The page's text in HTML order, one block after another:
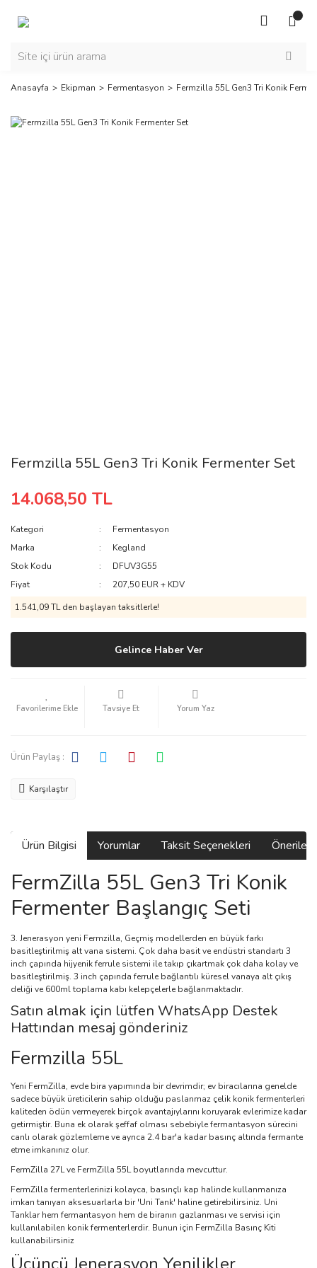
Anasayfa Ekipman Fermentasyon Fermzilla 55L Gen3 Tri Konik
Fermzilla 55L Gen3 Tri Konik Fermenter Set
14.068,50 TL
Kategori
Fermentasyon
Marka
Kegland
Stok Kodu
DFUV3G55
Fiyat
207,50 EUR + KDV
1.541,09 TL den başlayan taksitlerle!
Gelince Haber Ver
Tavsiye Et Yorum Yaz
Ürün Paylaş :
Karşılaştır
Ürün Bilgisi Yorumlar Taksit Seçenekleri
FermZilla 55L Gen3 Tri Konik
Fermenter Başlangıç Seti
3. Jenerasyon yeni Fermzilla, Geçmiş modellerden en büyük farkı
basitleştirilmiş alt vana sistemi. Çok daha basit ve endüstri standartı 3
inch çapında hijyenik ferrule sistemi ile takıp çıkartmak çok daha kolay ve
basitleştirilmiş. 3 inch çapında ferrule bağlantılı küresel vanaya alt çıkış
deliği ve 600ml toplama kabı kelepçelerle bağlanmaktadır.
Satın almak için lütfen WhatsApp Destek
Hattından mesaj gönderiniz
Fermzilla 55L
Yeni FermZilla, evde bira yapımında bir devrimdir; ev biracılarına genelde
sadece büyük üreticilerin sahip olduğu paslanmaz çelik konik fermenterleri
kaliteden ödün vermeyerek birçok avantajıylarını koruyarak evlerimize kadar
getirmiştir. Buna ek olarak şeffaf olması sebebiyle fermantasyon sürecini
canlı olarak gözlemleme ve ayrıca 2.4 bar'a kadar basınç altında fermante
etme imkanınız olur.
FermZilla 27L ve FermZilla 55L boyutlarında mevcuttur.
FermZilla fermenterlerinizi kolayca, basınçlı kap halinde kullanmanıza
imkan tanıyan aksesuarlarla bir 'Uni Tank' haline getirebilirsiniz. Uni
Tanklar hem fermantasyon hem de biranın gazlanması ve servisi için
kullanılabilen konik fermenterlerdir. Bunun için FermZilla Basınç Kiti
kullanabilirsiniz